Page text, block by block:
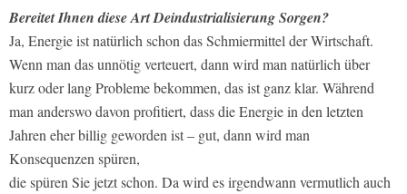
Bereitet Ihnen diese Art Deindustria­lisierung Sorgen?
Ja, Energie ist natürlich schon das Schmiermittel der Wirtschaft.
Wenn man das unnötig verteuert, dann wird man natürlich über
kurz oder lang Probleme bekommen, das ist ganz klar. Während
man anderswo davon profitiert, dass die Energie in den letzten
Jahren eher billig geworden ist – gut, dann wird man
Konsequenzen spüren,
die spüren Sie jetzt schon. Da wird es irgendwann vermutlich auch